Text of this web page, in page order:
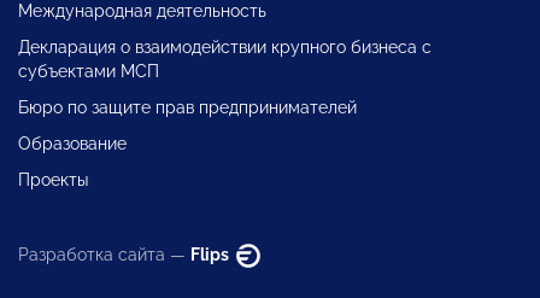
Международная деятельность
Декларация о взаимодействии крупного бизнеса с
субъектами МСП
Бюро по защите прав предпринимателей
Образование
Проекты
Разработка сайта — Flips